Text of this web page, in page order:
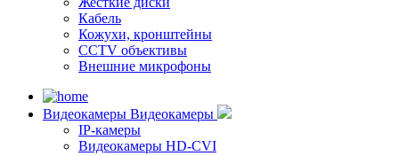
Кабель
Кожухи, кронштейны
CCTV объективы
Внешние микрофоны
Видеокамеры Видеокамеры
IP-камеры
Видеокамеры HD-CVI